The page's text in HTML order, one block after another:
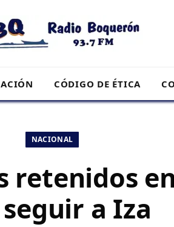
CÓDIGO DE ÉTICA
NACIONAL
retenidos
a Iza